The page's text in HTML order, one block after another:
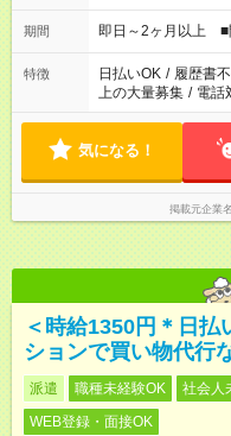
期間 即日～2ヶ月以上 ■
特徴 日払いOK / 履歴書
上の大量募集 / 電話
気になる！
掲載元企業名
＜時給1350円＊日
ションで買い物代行
派遣 職種未経験OK 社会人
WEB登録・面接OK